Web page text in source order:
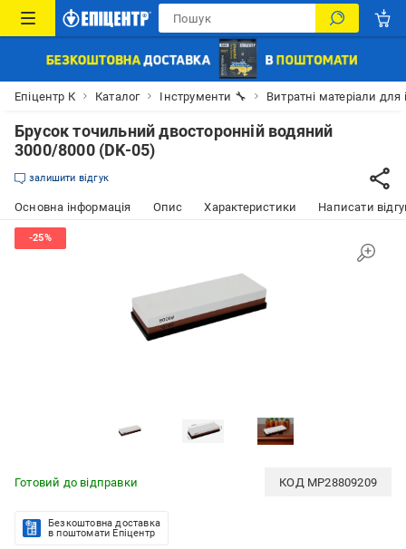
Епіцентр К Каталог Інструменти 🔧 Витратні матеріали для
Брусок точильний двосторонній водяний
3000/8000 (DK-05)
залишити відгук
Основна інформація Опис Характеристики Написати
Готовий до відправки КОД MP28809209
Безкоштовна доставка
в поштомати Епіцентр